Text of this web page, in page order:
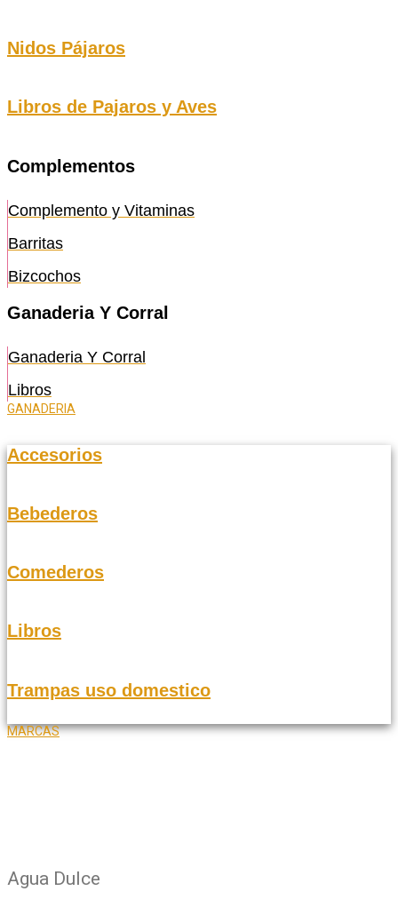
Nidos Pájaros
Libros de Pajaros y Aves
Complementos
Complemento y Vitaminas
Barritas
Bizcochos
Ganaderia Y Corral
Ganaderia Y Corral
Libros
GANADERIA
Accesorios
Bebederos
Comederos
Libros
Trampas uso domestico
MARCAS
Agua Dulce